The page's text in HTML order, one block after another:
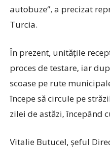
autobuze”, a precizat
Turcia.
În prezent, unitățile
proces de testare, iar
scoase pe rute
începe să circule pe
zilei de astăzi, începând
Vitalie Butucel, șeful